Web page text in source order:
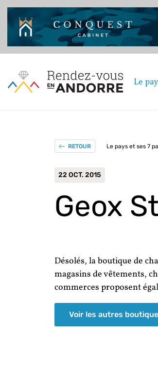
Le
RETOUR Le pays et ses 7
22 OCT. 2015
Geox
Désolés, la boutique de
magasins de vêtements,
commerces proposent
Voir les autres